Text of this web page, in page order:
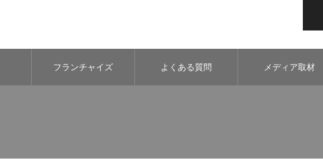
フランチャイズ よくある質問 メディア取材